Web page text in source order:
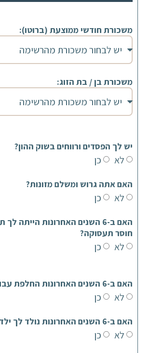
משכורת חודשי ממוצעת (ברוטו):
משכורת בן / בת הזוג:
יש לך הפסדים ורווחים בשוק ההון?
לא כן
האם אתה גרוש ומשלם מזונות?
לא כן
האם ב-6 השנים האחרונות הייתה
חוסר תעסוקה?
לא כן
האם ב-6 השנים האחרונות החלפת עבודות?
לא כן
האם ב-6 השנים האחרונות נולד לך ילד/ה?
לא כן